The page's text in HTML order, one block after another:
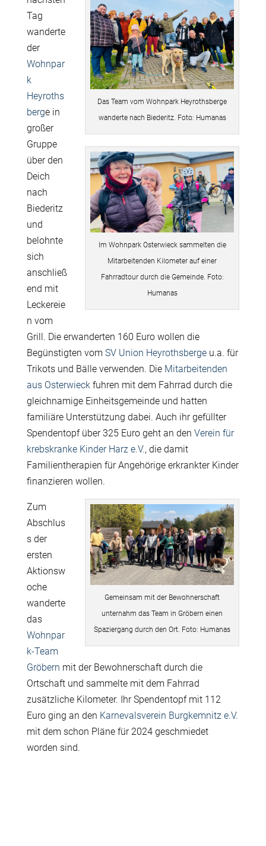
Das Team vom Wohnpark Heyrothsberge
wanderte nach Biederitz. Foto: Humanas
Im Wohnpark Osterwieck sammelten die
Mitarbeitenden Kilometer auf einer
Fahrradtour durch die Gemeinde. Foto:
Humanas
Tag
wanderte
der
Wohnpar
k
Heyroths
berge in
großer
Gruppe
über den
Deich
nach
Biederitz
und
belohnte
sich
anschließ
end mit
Leckereie
n vom
Grill. Die erwanderten 160 Euro wollen die
Begünstigten vom SV Union Heyrothsbergeu.a. für
Trikots und Bälle verwenden. Die Mitarbeitenden
aus Osterwieckfuhren mit dem Fahrrad durch die
gleichnamige Einheitsgemeinde und hatten
familiäre Unterstützung dabei. Auch ihr gefüllter
Spendentopf über 325 Euro geht an den Verein für
krebskranke Kinder Harz e.V., die damit
Familientherapien für Angehörige erkrankter Kinder
finanzieren wollen.
Gemeinsam mit der Bewohnerschaft
unternahm das Team in Gröbern einen
Spaziergang durch den Ort. Foto: Humanas
Zum
Abschlus
s der
ersten
Aktionsw
oche
wanderte
das
Wohnpar
k-Team
Gröbern mit der Bewohnerschaft durch die
Ortschaft und sammelte mit dem Fahrrad
zusätzliche Kilometer. Ihr Spendentopf mit 112
Euro ging an den Karnevalsverein Burgkemnitz e.V.
mit dem schon Pläne für 2024 geschmiedet
worden sind.